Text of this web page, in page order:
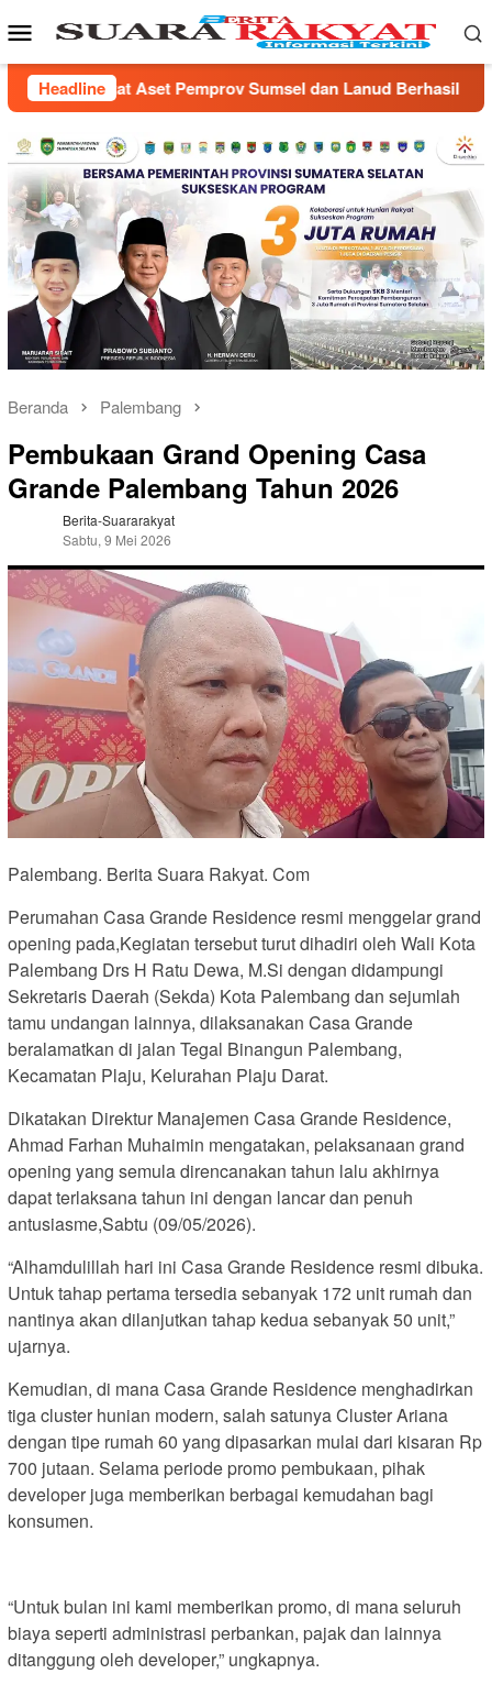
ke
Menu
Mobile
Headline
Lanud Berhasil Diselesaikan Wujudkan Zero
Beranda Palembang
Pembukaan Grand Opening Casa
Grande Palembang Tahun 2026
Berita-Suararakyat
Sabtu, 9 Mei 2026
Palembang. Berita Suara Rakyat. Com
Perumahan Casa Grande Residence resmi menggelar grand
opening pada,Kegiatan tersebut turut dihadiri oleh Wali Kota
Palembang Drs H Ratu Dewa, M.Si dengan didampungi
Sekretaris Daerah (Sekda) Kota Palembang dan sejumlah
tamu undangan lainnya, dilaksanakan Casa Grande
beralamatkan di jalan Tegal Binangun Palembang,
Kecamatan Plaju, Kelurahan Plaju Darat.
Dikatakan Direktur Manajemen Casa Grande Residence,
Ahmad Farhan Muhaimin mengatakan, pelaksanaan grand
opening yang semula direncanakan tahun lalu akhirnya
dapat terlaksana tahun ini dengan lancar dan penuh
antusiasme,Sabtu (09/05/2026).
“Alhamdulillah hari ini Casa Grande Residence resmi dibuka.
Untuk tahap pertama tersedia sebanyak 172 unit rumah dan
nantinya akan dilanjutkan tahap kedua sebanyak 50 unit,”
ujarnya.
Kemudian, di mana Casa Grande Residence menghadirkan
tiga cluster hunian modern, salah satunya Cluster Ariana
dengan tipe rumah 60 yang dipasarkan mulai dari kisaran Rp
700 jutaan. Selama periode promo pembukaan, pihak
developer juga memberikan berbagai kemudahan bagi
konsumen.
“Untuk bulan ini kami memberikan promo, di mana seluruh
biaya seperti administrasi perbankan, pajak dan lainnya
ditanggung oleh developer,” ungkapnya.